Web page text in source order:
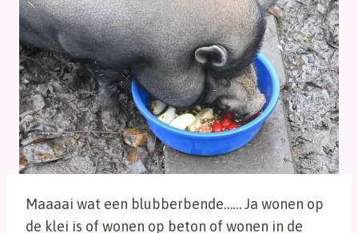
Maaaai wat een blubberbende…… Ja wonen op
de klei is of wonen op beton of wonen in de